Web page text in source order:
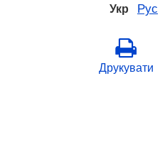
Укр Рус
Друкувати